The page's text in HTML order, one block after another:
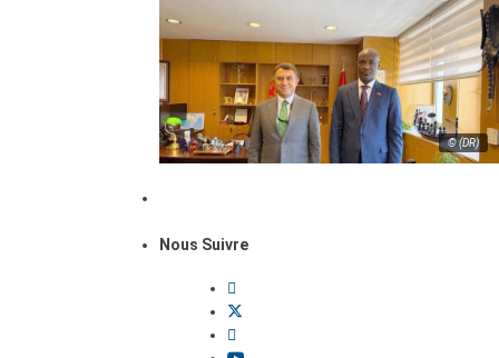
© (DR)
Nous Suivre